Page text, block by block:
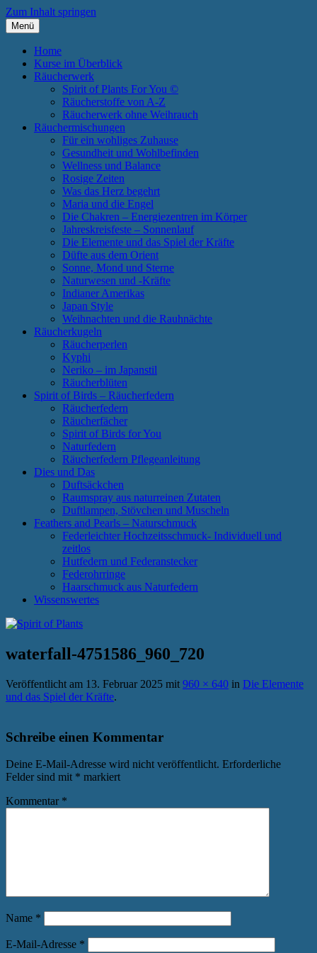
Zum Inhalt springen
Spirit of Plants
Menü
Home
Kurse im Überblick
Räucherwerk
Spirit of Plants For You ©
Räucherstoffe von A-Z
Räucherwerk ohne Weihrauch
Räuchermischungen
Für ein wohliges Zuhause
Gesundheit und Wohlbefinden
Wellness und Balance
Rosige Zeiten
Was das Herz begehrt
Maria und die Engel
Die Chakren – Energiezentren im Körper
Jahreskreisfeste – Sonnenlauf
Die Elemente und das Spiel der Kräfte
Düfte aus dem Orient
Sonne, Mond und Sterne
Naturwesen und -Kräfte
Indianer Amerikas
Japan Style
Weihnachten und die Rauhnächte
Räucherkugeln
Räucherperlen
Kyphi
Neriko – im Japanstil
Räucherblüten
Spirit of Birds – Räucherfedern
Räucherfedern
Räucherfächer
Spirit of Birds for You
Naturfedern
Räucherfedern Pflegeanleitung
Dies und Das
Duftsäckchen
Raumspray aus naturreinen Zutaten
Duftlampen, Stövchen und Muscheln
Feathers and Pearls – Naturschmuck
Federleichter Hochzeitsschmuck- Individuell und
zeitlos
Hutfedern und Federanstecker
Federohrringe
Haarschmuck aus Naturfedern
Wissenswertes
waterfall-4751586_960_720
Veröffentlicht am 13. Februar 2025 mit 960 × 640 in Die Elemente
und das Spiel der Kräfte.
Schreibe einen Kommentar
Deine E-Mail-Adresse wird nicht veröffentlicht. Erforderliche
Felder sind mit * markiert
Kommentar *
Name *
E-Mail-Adresse *